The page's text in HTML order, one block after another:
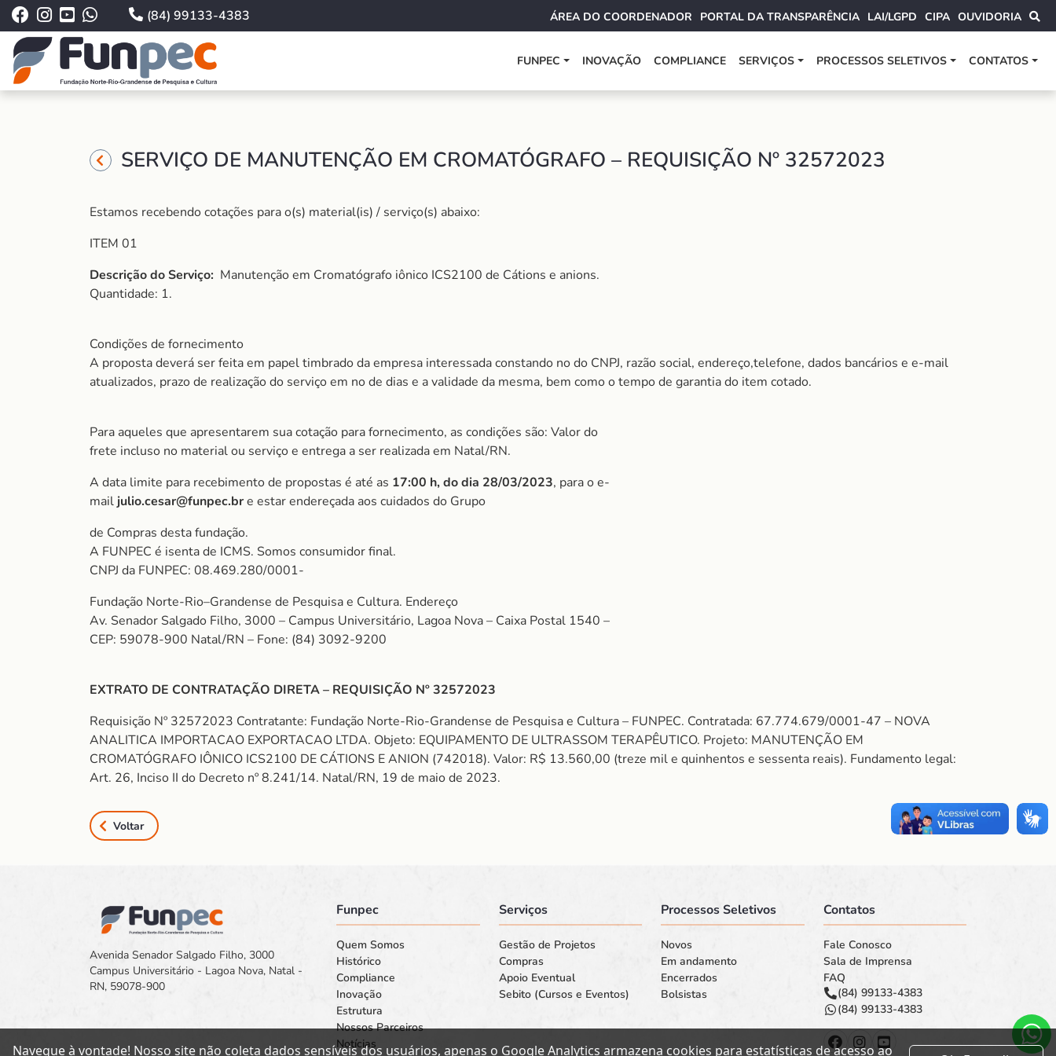
(84) 99133-4383 ÁREA DO COORDENADOR PORTAL DA TRANSPARÊNCIA LAI/LGPD CIPA OUVIDORIA
FUNPEC INOVAÇÃO COMPLIANCE SERVIÇOS PROCESSOS SELETIVOS CONTATOS
SERVIÇO DE MANUTENÇÃO EM CROMATÓGRAFO – REQUISIÇÃO Nº 32572023
Estamos recebendo cotações para o(s) material(is) / serviço(s) abaixo:
ITEM 01
Descrição do Serviço: Manutenção em Cromatógrafo iônico ICS2100 de Cátions e anions.
Quantidade: 1.
Condições de fornecimento
A proposta deverá ser feita em papel timbrado da empresa interessada constando no do CNPJ, razão social, endereço,telefone, dados bancários e e-mail
atualizados, prazo de realização do serviço em no de dias e a validade da mesma, bem como o tempo de garantia do item cotado.
Para aqueles que apresentarem sua cotação para fornecimento, as condições são: Valor do
frete incluso no material ou serviço e entrega a ser realizada em Natal/RN.
A data limite para recebimento de propostas é até as 17:00 h, do dia 28/03/2023, para o e-
mail julio.cesar@funpec.bre estar endereçada aos cuidados do Grupo
de Compras desta fundação.
A FUNPEC é isenta de ICMS. Somos consumidor final.
CNPJ da FUNPEC: 08.469.280/0001-
Fundação Norte-Rio–Grandense de Pesquisa e Cultura. Endereço
Av. Senador Salgado Filho, 3000 – Campus Universitário, Lagoa Nova – Caixa Postal 1540 –
CEP: 59078-900 Natal/RN – Fone: (84) 3092-9200
EXTRATO DE CONTRATAÇÃO DIRETA – REQUISIÇÃO Nº 32572023
Requisição Nº 32572023 Contratante: Fundação Norte-Rio-Grandense de Pesquisa e Cultura – FUNPEC. Contratada: 67.774.679/0001-47 – NOVA
ANALITICA IMPORTACAO EXPORTACAO LTDA. Objeto: EQUIPAMENTO DE ULTRASSOM TERAPÊUTICO. Projeto: MANUTENÇÃO EM
CROMATÓGRAFO IÔNICO ICS2100 DE CÁTIONS E ANION (742018). Valor: R$ 13.560,00 (treze mil e quinhentos e sessenta reais). Fundamento legal:
Art. 26, Inciso II do Decreto nº 8.241/14. Natal/RN, 19 de maio de 2023.
Voltar
Avenida Senador Salgado Filho, 3000
Campus Universitário - Lagoa Nova, Natal -
RN, 59078-900
Funpec
Quem Somos
Histórico
Compliance
Inovação
Estrutura
Nossos Parceiros
Notícias
Serviços
Gestão de Projetos
Compras
Apoio Eventual
Sebito (Cursos e Eventos)
Processos Seletivos
Novos
Em andamento
Encerrados
Bolsistas
Contatos
Fale Conosco
Sala de Imprensa
FAQ
(84) 99133-4383
(84) 99133-4383
Navegue à vontade! Nosso site não coleta dados sensíveis dos usuários, apenas o Google Analytics armazena cookies para estatísticas de acesso ao